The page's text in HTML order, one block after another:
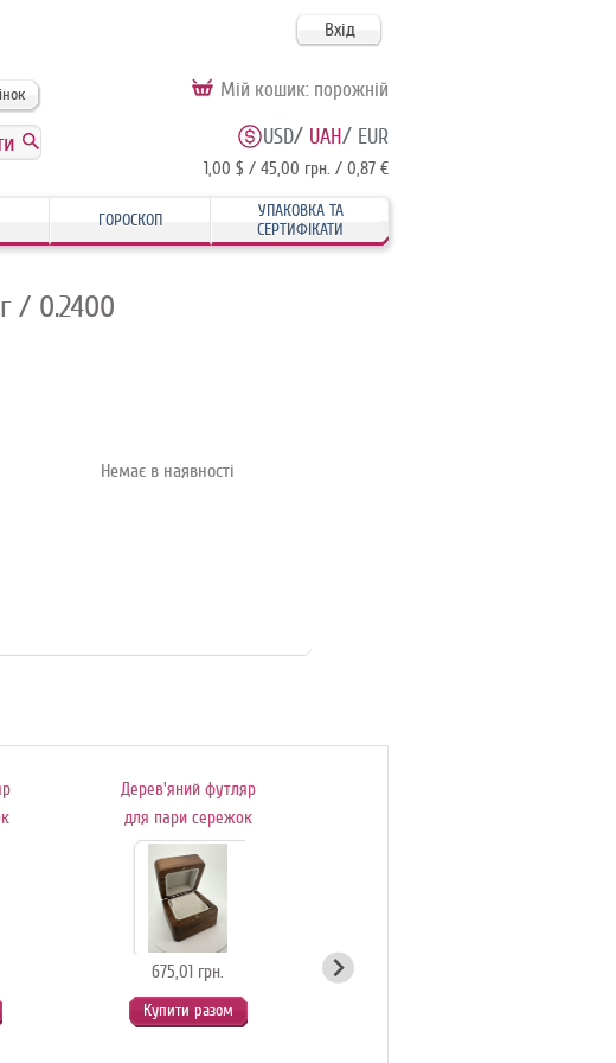
Вхід
Мій кошик: порожній
USD/ UAH/ EUR
1,00 $ / 45,00 грн. / 0,87 €
ГОРОСКОП
УПАКОВКА ТА
СЕРТИФІКАТИ
/ 0.2400
Немає в наявності
Дерев'яний футляр
для пари сережок
675,01 грн.
Купити разом